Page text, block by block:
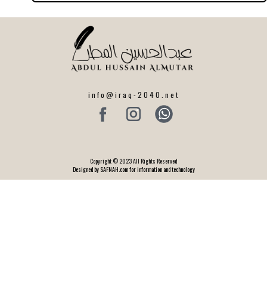
info@iraq-2040.net
Copyright © 2023 All Rights Reserved
Designed by SAFNAH.com for information and technology